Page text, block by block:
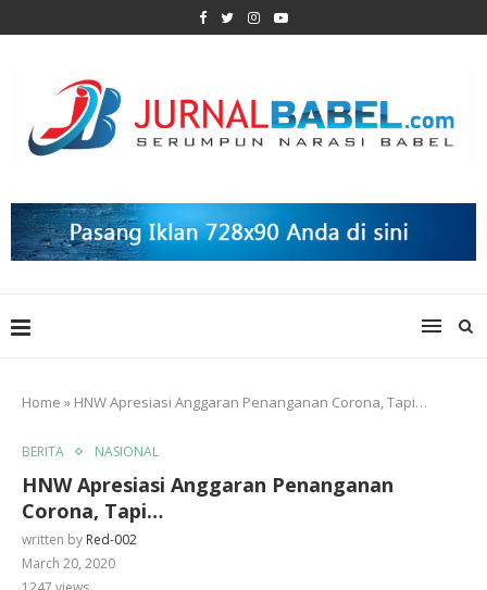
Home » HNW Apresiasi Anggaran Penanganan Corona, Tapi…
BERITA NASIONAL
HNW Apresiasi Anggaran Penanganan
Corona, Tapi…
written by Red-002
March 20, 2020